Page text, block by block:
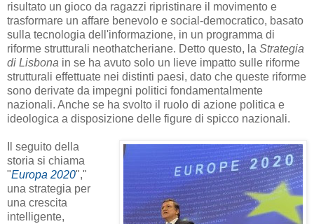
risultato un gioco da ragazzi ripristinare il movimento e
trasformare un affare benevolo e social-democratico, basato
sulla tecnologia dell'informazione, in un programma di
riforme strutturali neothatcheriane. Detto questo, la Strategia
di Lisbona in se ha avuto solo un lieve impatto sulle riforme
strutturali effettuate nei distinti paesi, dato che queste riforme
sono derivate da impegni politici fondamentalmente
nazionali. Anche se ha svolto il ruolo di azione politica e
ideologica a disposizione delle figure di spicco nazionali.
Il seguito della
storia si chiama
"Europa 2020","
una strategia per
una crescita
intelligente,